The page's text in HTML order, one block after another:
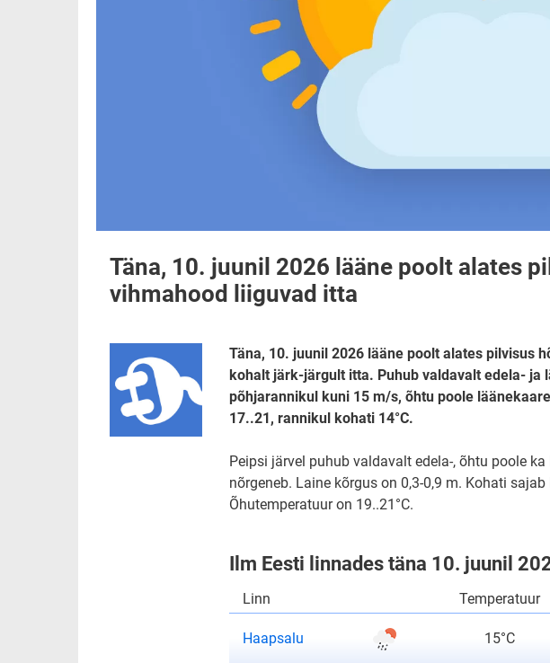
Täna, 10. juunil 2026 lääne poolt alates
vihmahood liiguvad itta
Täna, 10. juunil 2026 lääne poolt alates pilvisus
kohalt järk-järgult itta. Puhub valdavalt edela- ja
põhjarannikul kuni 15 m/s, õhtu poole
17..21, rannikul kohati 14°C.
Peipsi järvel puhub valdavalt edela-, õhtu poole
nõrgeneb. Laine kõrgus on 0,3-0,9 m. Kohati
Õhutemperatuur on 19..21°C.
Ilm Eesti linnades täna 10. juunil
Linn Temperatuur
Haapsalu 15°C